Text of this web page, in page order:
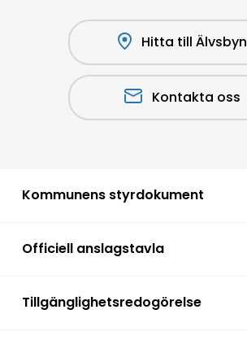
Hitta till Älvsbyn
Kontakta oss
Kommunens styrdokument
Officiell anslagstavla
Tillgänglighetsredogörelse